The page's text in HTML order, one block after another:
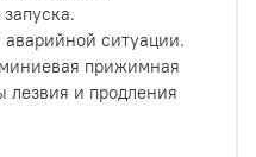
ситуации.
прижимная
лезвия и продления